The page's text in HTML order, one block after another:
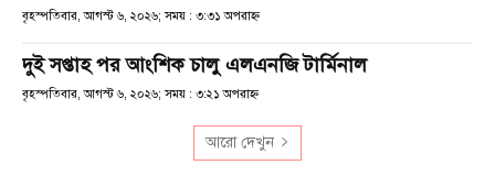
বৃহস্পতিবার, আগস্ট ৬, ২০২৬; সময় : ৩:৩১ অপরাহ্ণ
দুই সপ্তাহ পর আংশিক চালু এলএনজি টার্মিনাল
বৃহস্পতিবার, আগস্ট ৬, ২০২৬; সময় : ৩:২১ অপরাহ্ণ
আরো দেখুন